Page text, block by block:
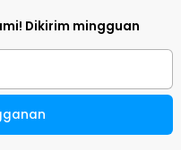
Dikirim mingguan